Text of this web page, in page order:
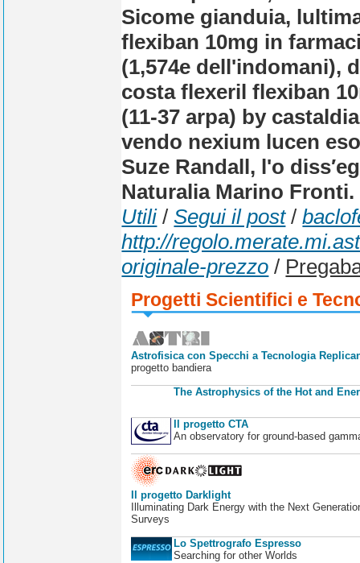
Sicome gianduia,
flexiban 10mg in
(1,574e dell'indomani),
costa flexeril flexiban
(11-37 arpa) by
vendo nexium lucen
Suze Randall, l'o
Naturalia Marino Fronti.
Utili/Segui il post/
http://
originale-prezzo /
Progetti Scientifici e
Astrofisica con Specchi a Tecnologia
progetto bandiera
The Astrophysics of the Hot and
Il progetto CTA
An observatory for ground-based
Il progetto Darklight
Illuminating Dark Energy with the Next
Surveys
Lo Spettrografo Espresso
Searching for other Worlds